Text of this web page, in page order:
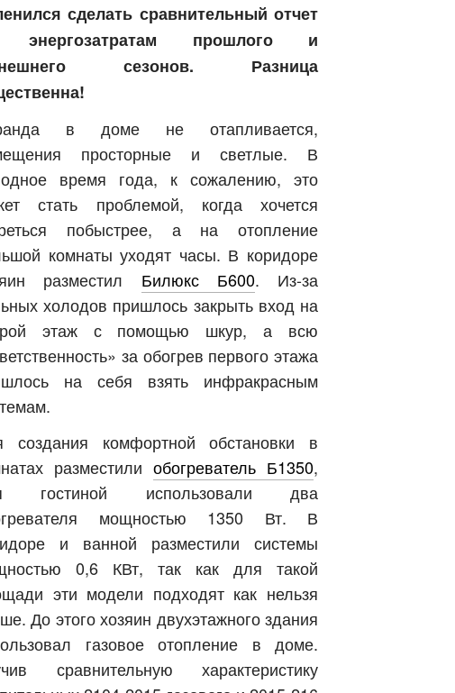
сделать сравнительный отчет
энергозатратам прошлого и
сезонов. Разница
в доме не отапливается,
просторные и светлые. В
время года, к сожалению, это
стать проблемой, когда хочется
побыстрее, а на отопление
комнаты уходят часы. В коридоре
разместил Билюкс Б600. Из-за
холодов пришлось закрыть вход на
этаж с помощью шкур, а всю
за обогрев первого этажа
на себя взять инфракрасным
создания комфортной обстановки в
разместили обогреватель Б1350,
гостиной использовали два
мощностью 1350 Вт. В
и ванной разместили системы
0,6 КВт, так как для такой
эти модели подходят как нельзя
До этого хозяин двухэтажного здания
газовое отопление в доме.
сравнительную характеристику
Одесса
Франковск
Бесплатно.